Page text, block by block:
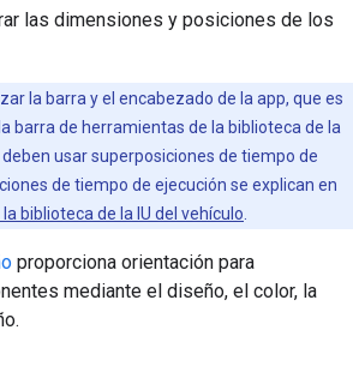
las dimensiones y posiciones de los
la barra y el encabezado de la app, que es
barra de herramientas de la biblioteca de la
deben usar superposiciones de tiempo de
de tiempo de ejecución se explican en
biblioteca de la IU del vehículo
proporciona orientación para
mediante el diseño, el color, la